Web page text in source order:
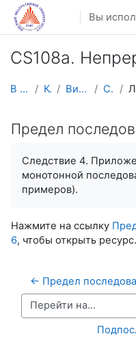
Перейти к основному
Вы
CS108a.
В начало Курсы Видеолекции CS108V
Предел
Следствие 4.
монотонной
примеров).
Нажмите на ссылку
6, чтобы открыть ресурс.
← Предел
Перейти на...